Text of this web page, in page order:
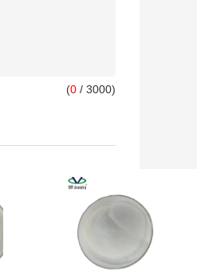
(0 / 3000)